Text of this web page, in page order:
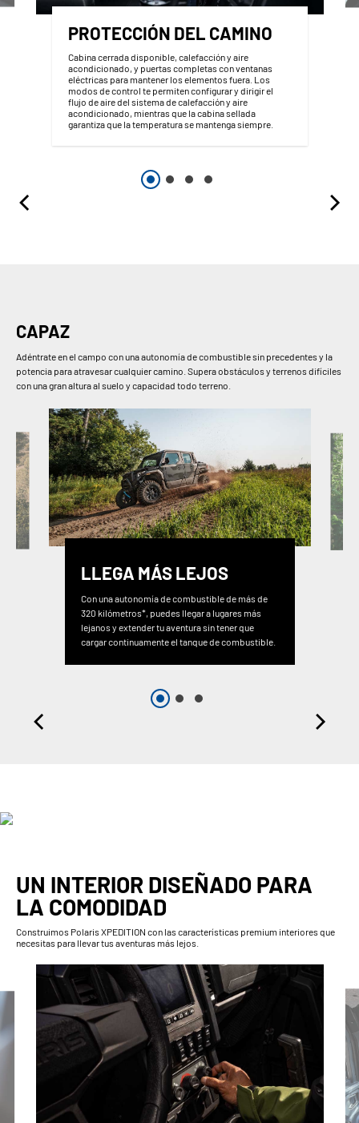
PROTECCIÓN DEL CAMINO
Cabina cerrada disponible, calefacción y aire
acondicionado, y puertas completas con ventanas
eléctricas para mantener los elementos fuera. Los
modos de control te permiten configurar y dirigir el
flujo de aire del sistema de calefacción y aire
acondicionado, mientras que la cabina sellada
garantiza que la temperatura se mantenga siempre.
CAPAZ
Adéntrate en el campo con una autonomía de combustible sin precedentes y la
potencia para atravesar cualquier camino. Supera obstáculos y terrenos difíciles
con una gran altura al suelo y capacidad todo terreno.
LLEGA MÁS LEJOS
Con una autonomía de combustible de más de
320 kilómetros*, puedes llegar a lugares más
lejanos y extender tu aventura sin tener que
cargar continuamente el tanque de combustible.
UN INTERIOR DISEÑADO PARA
LA COMODIDAD
Construimos Polaris XPEDITION con las características premium interiores que
necesitas para llevar tus aventuras más lejos.